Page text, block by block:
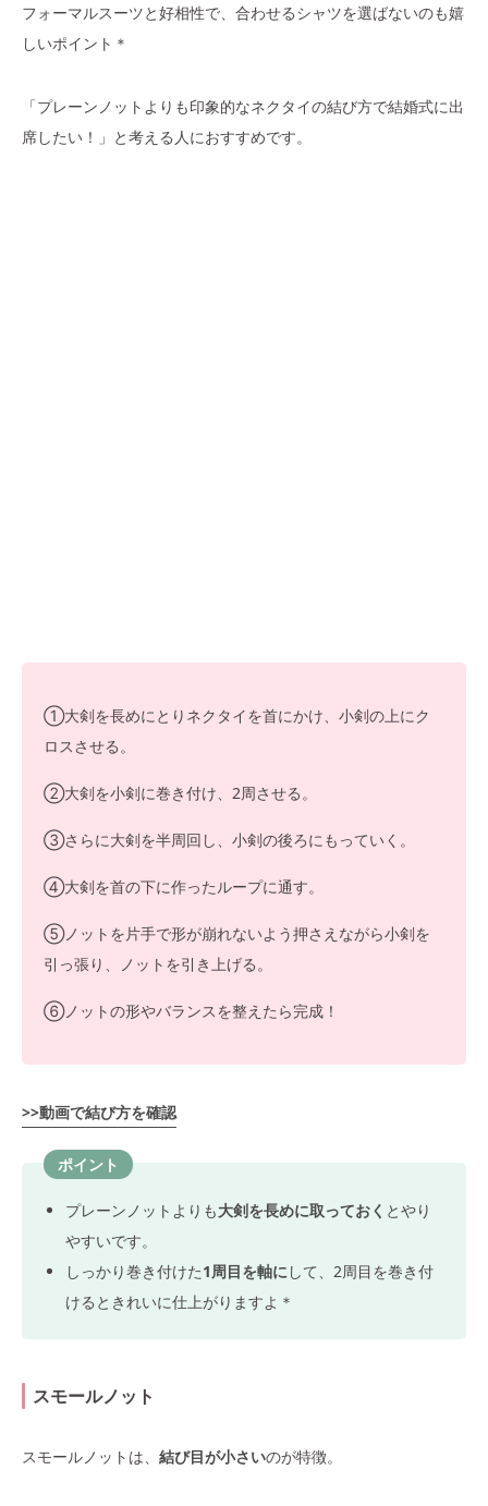
フォーマルスーツと好相性で、合わせるシャツを選ばないのも嬉
しいポイント＊
「プレーンノットよりも印象的なネクタイの結び方で結婚式に出
席したい！」と考える人におすすめです。
①大剣を長めにとりネクタイを首にかけ、小剣の上にク
ロスさせる。
②大剣を小剣に巻き付け、2周させる。
③さらに大剣を半周回し、小剣の後ろにもっていく。
④大剣を首の下に作ったループに通す。
⑤ノットを片手で形が崩れないよう押さえながら小剣を
引っ張り、ノットを引き上げる。
⑥ノットの形やバランスを整えたら完成！
>>動画で結び方を確認
ポイント
プレーンノットよりも大剣を長めに取っておく とやり
やすいです。
しっかり巻き付けた1周目を軸にして、2周目を巻き付
けるときれいに仕上がりますよ＊
スモールノット
スモールノットは、 結び目が小さいのが特徴。